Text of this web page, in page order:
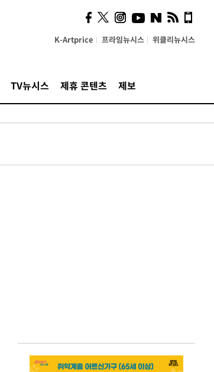
K-Artprice 프라임뉴시스 위클리뉴시스
TV뉴시스 제휴 콘텐츠 제보